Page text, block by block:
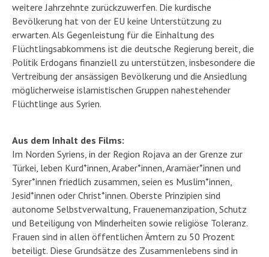
weitere Jahrzehnte zurückzuwerfen. Die kurdische
Bevölkerung hat von der EU keine Unterstützung zu
erwarten. Als Gegenleistung für die Einhaltung des
Flüchtlingsabkommens ist die deutsche Regierung bereit, die
Politik Erdogans finanziell zu unterstützen, insbesondere die
Vertreibung der ansässigen Bevölkerung und die Ansiedlung
möglicherweise islamistischen Gruppen nahestehender
Flüchtlinge aus Syrien.
Aus dem Inhalt des Films:
Im Norden Syriens, in der Region Rojava an der Grenze zur
Türkei, leben Kurd*innen, Araber*innen, Aramäer*innen und
Syrer*innen friedlich zusammen, seien es Muslim*innen,
Jesid*innen oder Christ*innen. Oberste Prinzipien sind
autonome Selbstverwaltung, Frauenemanzipation, Schutz
und Beteiligung von Minderheiten sowie religiöse Toleranz.
Frauen sind in allen öffentlichen Ämtern zu 50 Prozent
beteiligt. Diese Grundsätze des Zusammenlebens sind in